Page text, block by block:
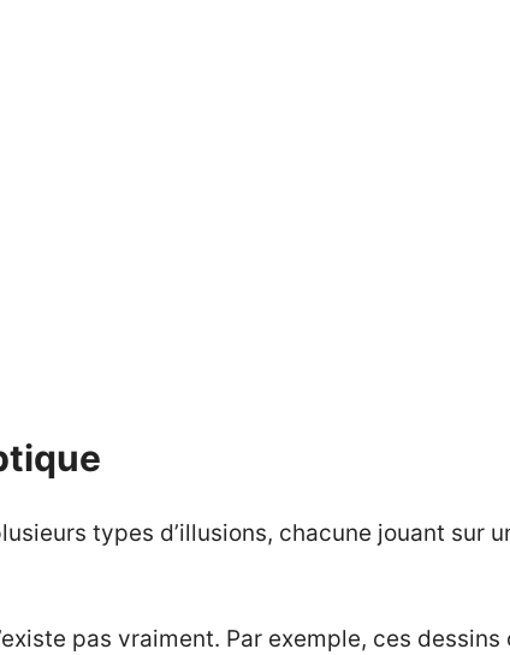
types d’illusions, chacune jouant sur
pas vraiment. Par exemple, ces dessins